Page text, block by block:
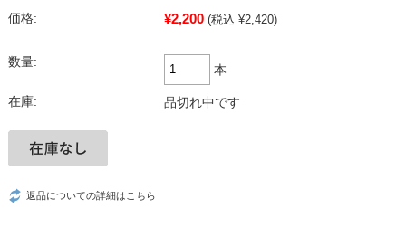
価格: ¥2,200 (税込 ¥2,420)
数量:
本
在庫: 品切れ中です
返品についての詳細はこちら